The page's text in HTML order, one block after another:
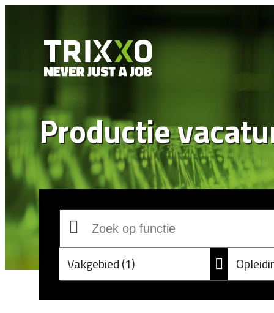
Productie
Vakgebied 1